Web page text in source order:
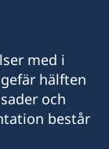
med i
hälften
och
består